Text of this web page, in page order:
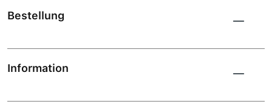
Bestellung
Information